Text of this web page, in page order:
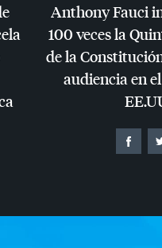
Anthony Fauci
100 veces la
de la
audiencia en